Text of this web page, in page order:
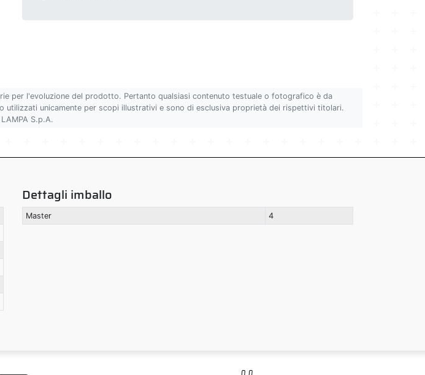
per l'evoluzione del prodotto. Pertanto qualsiasi contenuto testuale o fotografico è da
unicamente per scopi illustrativi e sono di esclusiva proprietà dei rispettivi titolari.
S.p.A.
Dettagli imballo
Master 4